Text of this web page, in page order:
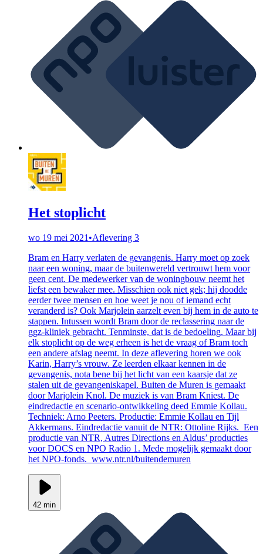
Het stoplicht
wo 19 mei 2021 •Aflevering 3
Bram en Harry verlaten de gevangenis. Harry moet op zoek
naar een woning, maar de buitenwereld vertrouwt hem voor
geen cent. De medewerker van de woningbouw neemt het
liefst een bewaker mee. Misschien ook niet gek; hij doodde
eerder twee mensen en hoe weet je nou of iemand echt
veranderd is? Ook Marjolein aarzelt even bij hem in de auto te
stappen. Intussen wordt Bram door de reclassering naar de
ggz-kliniek gebracht. Tenminste, dat is de bedoeling. Maar bij
elk stoplicht op de weg erheen is het de vraag of Bram toch
een andere afslag neemt. In deze aflevering horen we ook
Karin, Harry’s vrouw. Ze leerden elkaar kennen in de
gevangenis, nota bene bij het licht van een kaarsje dat ze
stalen uit de gevangeniskapel. Buiten de Muren is gemaakt
door Marjolein Knol. De muziek is van Bram Kniest. De
eindredactie en scenario-ontwikkeling deed Emmie Kollau.
Techniek: Arno Peeters. Productie: Emmie Kollau en Tijl
Akkermans. Eindredactie vanuit de NTR: Ottoline Rijks. Een
productie van NTR, Autres Directions en Aldus’ producties
voor DOCS en NPO Radio 1. Mede mogelijk gemaakt door
het NPO-fonds. www.ntr.nl/buitendemuren
42 min